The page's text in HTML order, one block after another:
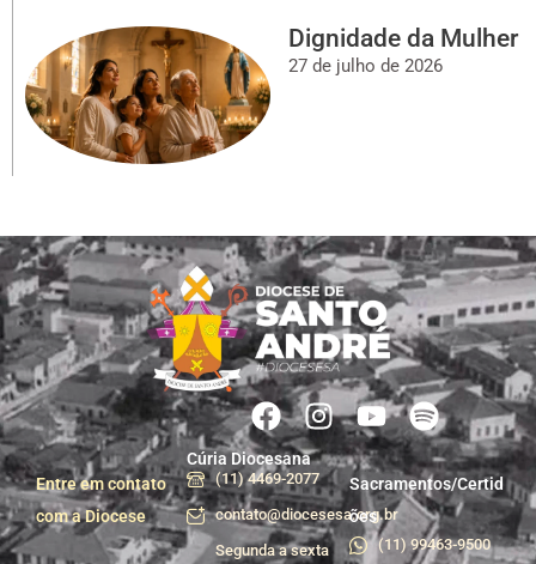
Dignidade da Mulher
27 de julho de 2026
Entre em contato
com a Diocese
Cúria Diocesana
(11) 4469-2077
contato@diocesesa.org.br
Segunda a sexta
Sacramentos/Certid
ões
(11) 99463-9500